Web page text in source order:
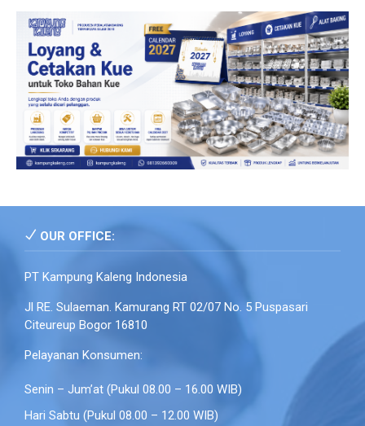
OUR OFFICE:
PT Kampung Kaleng Indonesia
Jl RE. Sulaeman. Kamurang RT 02/07 No. 5 Puspasari
Citeureup Bogor 16810
Pelayanan Konsumen:
Senin – Jum’at (Pukul 08.00 – 16.00 WIB)
Hari Sabtu (Pukul 08.00 – 12.00 WIB)